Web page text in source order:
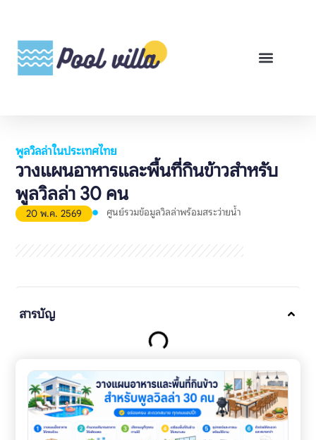
พูลวิลล่าในประเทศไทย
วางแผนอาหารและพื้นที่กินข้าวสำหรับ
พูลวิลล่า 30 คน
20 พ.ค. 2569 ศูนย์รวมข้อมูลวิลล่าพร้อมสระว่ายน้ำ
สารบัญ